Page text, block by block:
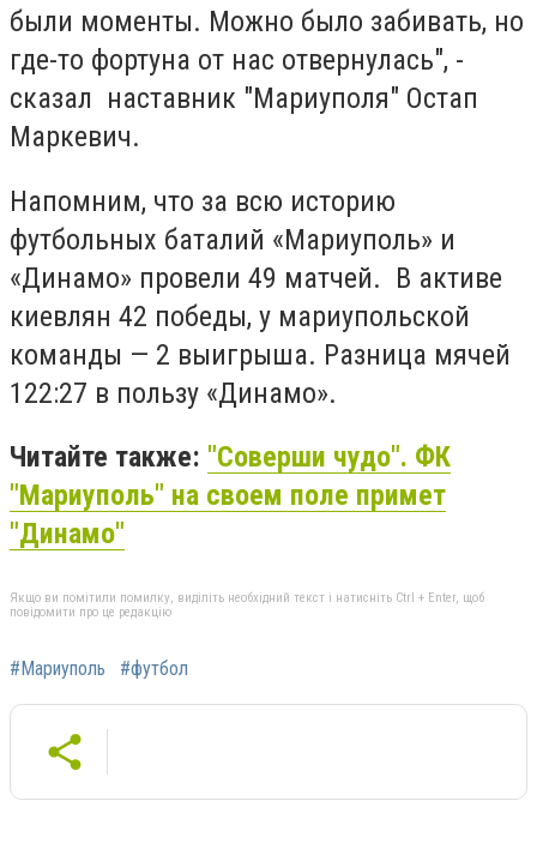
были моменты. Можно было забивать, но
где-то фортуна от нас отвернулась", -
сказал наставник "Мариуполя" Остап
Маркевич.
Напомним, что за всю историю
футбольных баталий «Мариуполь» и
«Динамо» провели 49 матчей. В активе
киевлян 42 победы, у мариупольской
команды — 2 выигрыша. Разница мячей
122:27 в пользу «Динамо».
Читайте также: "Соверши чудо". ФК
"Мариуполь" на своем поле примет
"Динамо"
Якщо ви помітили помилку, виділіть необхідний текст і натисніть Ctrl + Enter, щоб
повідомити про це редакцію
#Мариуполь #футбол